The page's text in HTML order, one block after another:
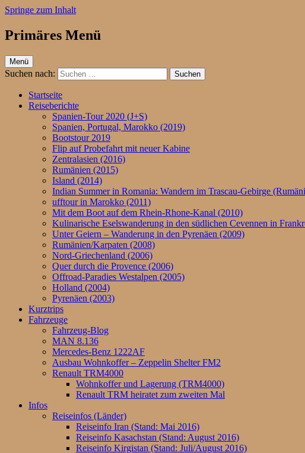
Springe zum Inhalt
ufftour.de – Aktiv unterwegs
Primäres Menü
Menü
Suchen nach:
Startseite
Reiseberichte
Spanien-Tour 2020 (J+S)
Spanien, Portugal, Marokko (2019)
Bootstour 2019
Flip auf Probefahrt mit neuer Kabine
Zentralasien (2016)
Rumänien (2015)
Island (2014)
Indian Summer in Romania: Wandern im Trascau-Gebirge
ufftour in Marokko (2011)
Mit dem Boot auf dem Rhein-Rhone-Kanal (2010)
Kulinarische Eselswanderung in den südlichen Cevennen in
Unter Geiern – Wanderung in den Pyrenäen (2009)
Rumänien/Karpaten (2008)
Nord-Griechenland (2006)
Quer durch die Provence (2006)
Offroad-Paradies Westalpen (2005)
Holland (2004)
Pyrenäen (2003)
Kurztrips
Fahrzeuge
Fahrzeug-Blog
MAN 8.136
Mercedes-Benz 1222AF
Ausbau Wohnkoffer – Zeppelin Shelter FM2
Renault TRM4000
Wohnkoffer und Lagerung (TRM4000)
Renault TRM heiratet zum zweiten Mal
Infos
Reiseinfos (Länder)
Reiseinfo Iran (Stand: Mai 2016)
Reiseinfo Kasachstan (Stand: August 2016)
Reiseinfo Kirgistan (Stand: Juli/August 2016)